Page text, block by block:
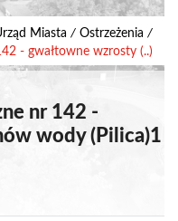
Miasta / Ostrzeżenia /
- gwałtowne wzrosty (..)
nr 142 -
wody (Pilica)1